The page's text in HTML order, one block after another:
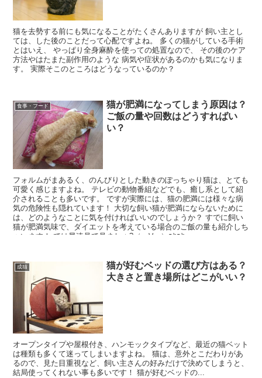
猫を去勢する前にも気になることがたくさんありますが 飼い主とし
ては、した後のことだって心配ですよね。 多くの猫がしている手術
とはいえ、 やっぱり全身麻酔を使っての処置なので、 その後のケア
方法やはたまた副作用のような 病気や症状があるのかも気になりま
す。 実際そこのところはどうなっているのか？
食事・フード
猫が肥満になってしまう原因は？
ご飯の量や回数はどうすればい
い？
フォルムがまあるく、のんびりとした動きのぽっちゃり猫は、とても
可愛く感じますよね。 テレビの動物番組などでも、癒し系として紹
介されることも多いです。 ですが実際には、猫の肥満には様々な病
気の危険性も隠れています！ 大切な飼い猫が肥満にならないために
は、どのようなことに気を付ければいいのでしょうか？ すでに飼い
猫が肥満気味で、ダイエットを考えている場合のご飯の量も紹介しち
ゃいます！ では早速見て見ましょ?（・∀・）ﾆﾔﾆﾔ
成猫
猫が好むベッドの選び方はある？
大きさと置き場所はどこがいい？
オープンタイプや屋根付き、ハンモックタイプなど、最近の猫ベット
は種類も多くて迷ってしまいますよね。 猫は、意外とこだわりがあ
るので、見た目重視など、飼い主さんの好みだけで決めてしまうと、
結局使ってくれない事も多いです！ 猫が好むベッドの...